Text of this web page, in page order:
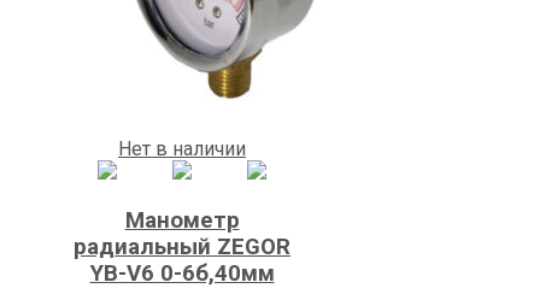
Нет в наличии
Манометр
радиальный ZEGOR
YB-V6 0-6б,40мм